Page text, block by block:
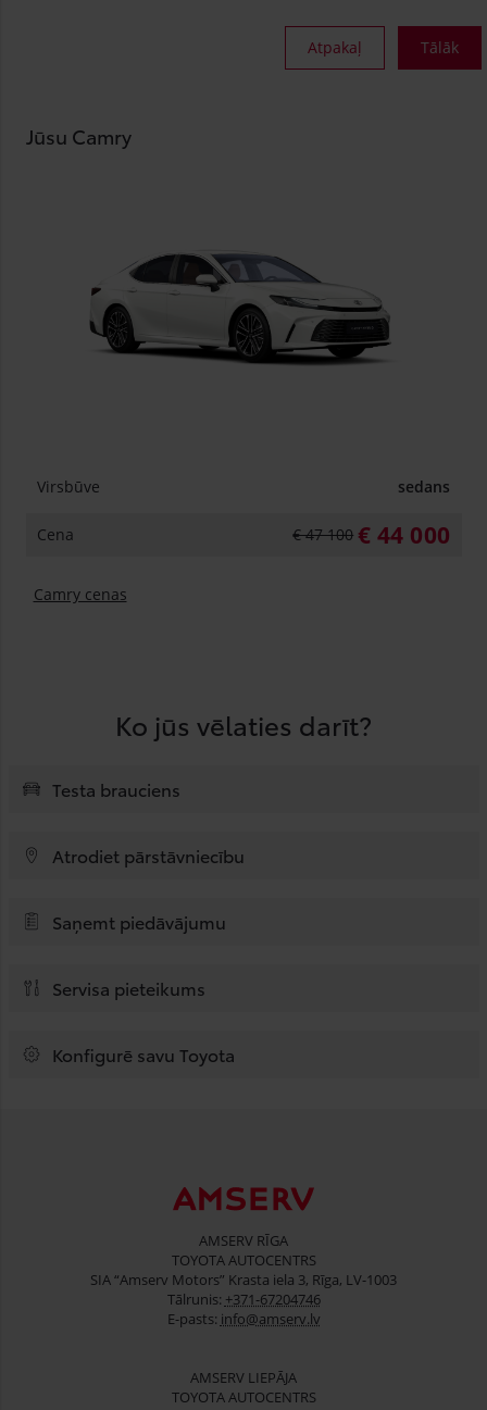
Atpakaļ Tālāk
Jūsu Camry
Virsbūve sedans
Cena € 47 100 € 44 000
Camry cenas
Ko jūs vēlaties darīt?
Testa brauciens
Atrodiet pārstāvniecību
Saņemt piedāvājumu
Servisa pieteikums
Konfigurē savu Toyota
AMSERV RĪGA
TOYOTA AUTOCENTRS
SIA “Amserv Motors” Krasta iela 3, Rīga, LV-1003
Tālrunis: +371-67204746
E-pasts: info@amserv.lv
AMSERV LIEPĀJA
TOYOTA AUTOCENTRS